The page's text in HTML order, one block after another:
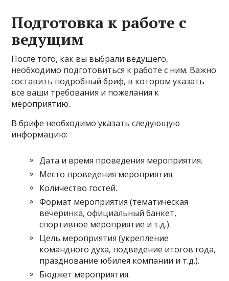
Подготовка к работе с
ведущим
После того, как вы выбрали ведущего,
необходимо подготовиться к работе с ним. Важно
составить подробный бриф, в котором указать
все ваши требования и пожелания к
мероприятию.
В брифе необходимо указать следующую
информацию:
Дата и время проведения мероприятия.
Место проведения мероприятия.
Количество гостей.
Формат мероприятия (тематическая
вечеринка, официальный банкет,
спортивное мероприятие и т.д.).
Цель мероприятия (укрепление
командного духа, подведение итогов года,
празднование юбилея компании и т.д.).
Бюджет мероприятия.